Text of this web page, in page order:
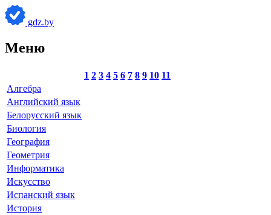
gdz.by
Меню
1 2 3 4 5 6 7 8 9 10 11
Алгебра
Английский язык
Белорусский язык
Биология
География
Геометрия
Информатика
Искусство
Испанский язык
История